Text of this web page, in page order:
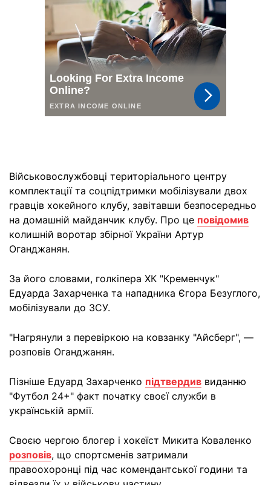
Військовослужбовці територіального центру
комплектації та соцпідтримки мобілізували двох
гравців хокейного клубу, завітавши безпосередньо
на домашній майданчик клубу. Про це повідомив
колишній воротар збірної України Артур
Оганджанян.
За його словами, голкіпера ХК "Кременчук"
Едуарда Захарченка та нападника Єгора Безуглого,
мобілізували до ЗСУ.
"Нагрянули з перевіркою на ковзанку "Айсберг", —
розповів Оганджанян.
Пізніше Едуард Захарченко підтвердив виданню
"Футбол 24+" факт початку своєї служби в
українській армії.
Своєю чергою блогер і хокеїст Микита Коваленко
розповів, що спортсменів затримали
правоохоронці під час комендантської години та